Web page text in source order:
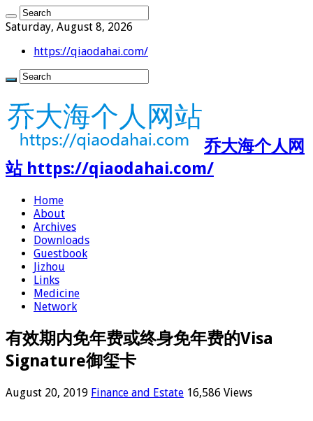
Saturday, August 8, 2026
https://qiaodahai.com/
乔大海个人网
站 https://qiaodahai.com/
Home
About
Archives
Downloads
Guestbook
Jizhou
Links
Medicine
Network
有效期内免年费或终身免年费的Visa
Signature御玺卡
August 20, 2019 Finance and Estate 16,586 Views